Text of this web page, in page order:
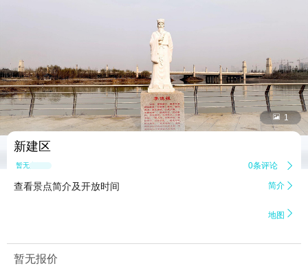
 1
新建区
暂无点评 0条评论 
查看景点简介及开放时间 简介 
地图 
暂无报价